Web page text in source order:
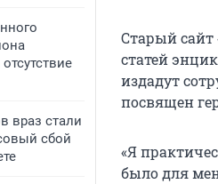
враз стали
сбой
Старый сайт
статей
издадут
посвящен
«Я
было для